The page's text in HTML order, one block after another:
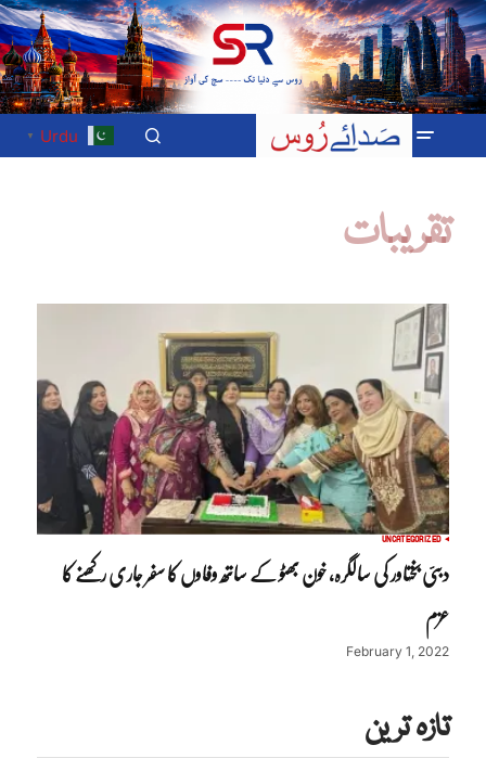
Urdu
▼
تقریبات
UNCATEGORIZED
دبئی بختاور کی سالگرہ، خون بھٹو کے ساتھ وفاوں کا سفر جاری رکھنے کا
عزم
February 1, 2022
تازہ ترین